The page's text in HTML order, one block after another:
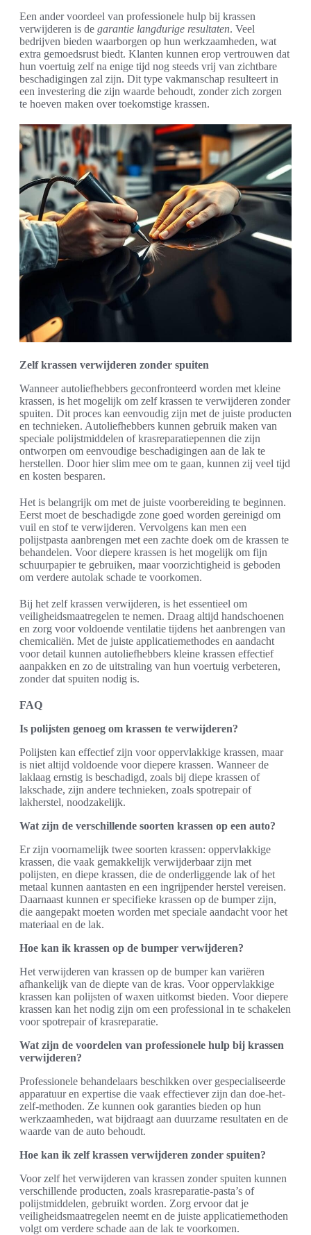
Een ander voordeel van professionele hulp bij krassen
verwijderen is de garantie langdurige resultaten. Veel
bedrijven bieden waarborgen op hun werkzaamheden, wat
extra gemoedsrust biedt. Klanten kunnen erop vertrouwen dat
hun voertuig zelf na enige tijd nog steeds vrij van zichtbare
beschadigingen zal zijn. Dit type vakmanschap resulteert in
een investering die zijn waarde behoudt, zonder zich zorgen
te hoeven maken over toekomstige krassen.
Zelf krassen verwijderen zonder spuiten
Wanneer autoliefhebbers geconfronteerd worden met kleine
krassen, is het mogelijk om zelf krassen te verwijderen zonder
spuiten. Dit proces kan eenvoudig zijn met de juiste producten
en technieken. Autoliefhebbers kunnen gebruik maken van
speciale polijstmiddelen of krasreparatiepennen die zijn
ontworpen om eenvoudige beschadigingen aan de lak te
herstellen. Door hier slim mee om te gaan, kunnen zij veel tijd
en kosten besparen.
Het is belangrijk om met de juiste voorbereiding te beginnen.
Eerst moet de beschadigde zone goed worden gereinigd om
vuil en stof te verwijderen. Vervolgens kan men een
polijstpasta aanbrengen met een zachte doek om de krassen te
behandelen. Voor diepere krassen is het mogelijk om fijn
schuurpapier te gebruiken, maar voorzichtigheid is geboden
om verdere autolak schade te voorkomen.
Bij het zelf krassen verwijderen, is het essentieel om
veiligheidsmaatregelen te nemen. Draag altijd handschoenen
en zorg voor voldoende ventilatie tijdens het aanbrengen van
chemicaliën. Met de juiste applicatiemethodes en aandacht
voor detail kunnen autoliefhebbers kleine krassen effectief
aanpakken en zo de uitstraling van hun voertuig verbeteren,
zonder dat spuiten nodig is.
FAQ
Is polijsten genoeg om krassen te verwijderen?
Polijsten kan effectief zijn voor oppervlakkige krassen, maar
is niet altijd voldoende voor diepere krassen. Wanneer de
laklaag ernstig is beschadigd, zoals bij diepe krassen of
lakschade, zijn andere technieken, zoals spotrepair of
lakherstel, noodzakelijk.
Wat zijn de verschillende soorten krassen op een auto?
Er zijn voornamelijk twee soorten krassen: oppervlakkige
krassen, die vaak gemakkelijk verwijderbaar zijn met
polijsten, en diepe krassen, die de onderliggende lak of het
metaal kunnen aantasten en een ingrijpender herstel vereisen.
Daarnaast kunnen er specifieke krassen op de bumper zijn,
die aangepakt moeten worden met speciale aandacht voor het
materiaal en de lak.
Hoe kan ik krassen op de bumper verwijderen?
Het verwijderen van krassen op de bumper kan variëren
afhankelijk van de diepte van de kras. Voor oppervlakkige
krassen kan polijsten of waxen uitkomst bieden. Voor diepere
krassen kan het nodig zijn om een professional in te schakelen
voor spotrepair of krasreparatie.
Wat zijn de voordelen van professionele hulp bij krassen
verwijderen?
Professionele behandelaars beschikken over gespecialiseerde
apparatuur en expertise die vaak effectiever zijn dan doe-het-
zelf-methoden. Ze kunnen ook garanties bieden op hun
werkzaamheden, wat bijdraagt aan duurzame resultaten en de
waarde van de auto behoudt.
Hoe kan ik zelf krassen verwijderen zonder spuiten?
Voor zelf het verwijderen van krassen zonder spuiten kunnen
verschillende producten, zoals krasreparatie-pasta’s of
polijstmiddelen, gebruikt worden. Zorg ervoor dat je
veiligheidsmaatregelen neemt en de juiste applicatiemethoden
volgt om verdere schade aan de lak te voorkomen.